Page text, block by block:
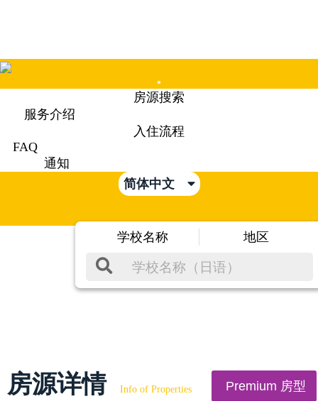
Mobile
Menu
房源搜索
服务介绍
入住流程
FAQ
通知
简体中文
学校名称 地区
房源详情 Info of Properties Premium 房型